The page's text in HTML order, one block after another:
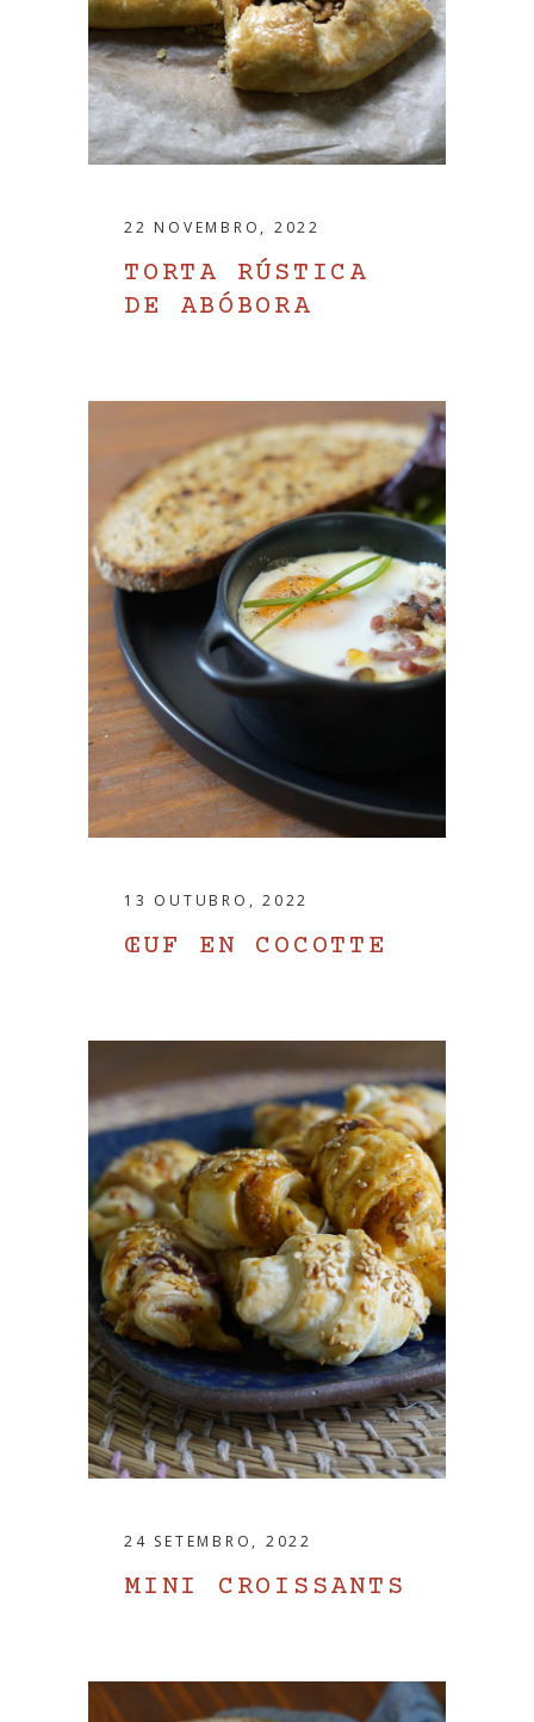
22 NOVEMBRO, 2022
TORTA RÚSTICA
DE ABÓBORA
13 OUTUBRO, 2022
ŒUF EN COCOTTE
24 SETEMBRO, 2022
MINI CROISSANTS